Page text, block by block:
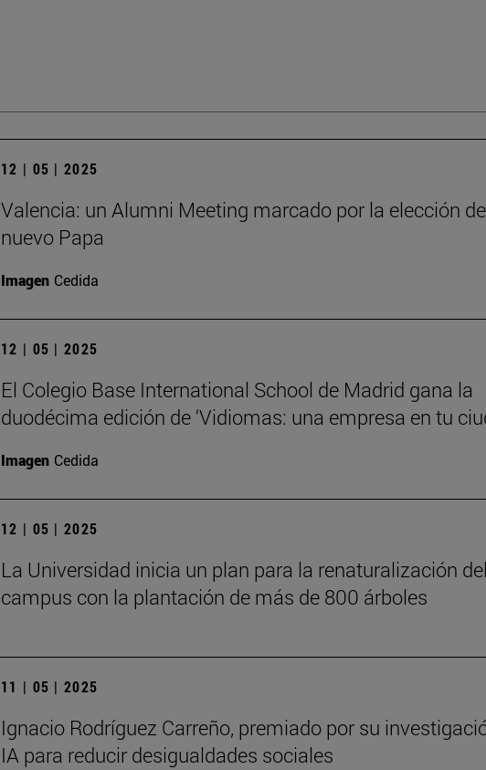
12 | 05 | 2025
Valencia: un Alumni Meeting marcado por la elección
nuevo Papa
Imagen Cedida
12 | 05 | 2025
El Colegio Base International School de Madrid gana la
duodécima edición de ‘Vidiomas: una empresa en tu
Imagen Cedida
12 | 05 | 2025
La Universidad inicia un plan para la renaturalización del
campus con la plantación de más de 800 árboles
11 | 05 | 2025
Ignacio Rodríguez Carreño, premiado por su
IA para reducir desigualdades sociales